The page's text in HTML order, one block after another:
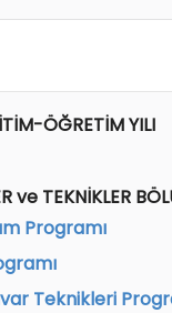
ÖĞRETİM YILI
ve TEKNİKLER
Programı
Teknikleri